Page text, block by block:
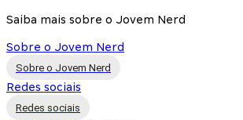
Saiba mais sobre o Jovem Nerd
Sobre o Jovem Nerd
Sobre o Jovem Nerd
Redes sociais
Redes sociais